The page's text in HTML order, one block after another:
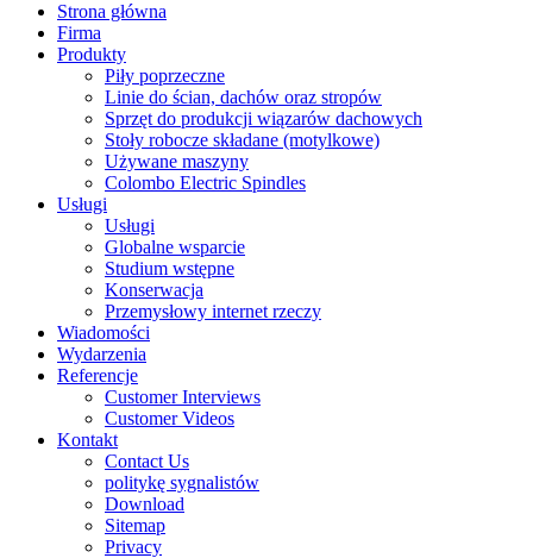
Strona główna
Firma
Produkty
Piły poprzeczne
Linie do ścian, dachów oraz stropów
Sprzęt do produkcji wiązarów dachowych
Stoły robocze składane (motylkowe)
Używane maszyny
Colombo Electric Spindles
Usługi
Usługi
Globalne wsparcie
Studium wstępne
Konserwacja
Przemysłowy internet rzeczy
Wiadomości
Wydarzenia
Referencje
Customer Interviews
Customer Videos
Kontakt
Contact Us
politykę sygnalistów
Download
Sitemap
Privacy